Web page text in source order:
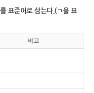
표준어로 삼는다.(ㄱ을 표
비고